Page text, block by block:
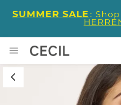
SUMMER SALE :